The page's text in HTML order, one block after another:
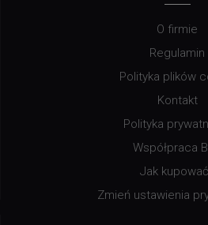
O firmie
Regulamin
Polityka plików
Kontakt
Polityka
Współpraca
Jak
Zmień ustawienia